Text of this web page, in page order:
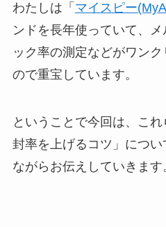
わたしは「 マイスピー
ンドを長年使っていて、
ック率の測定などがワンク
ので重宝しています。
ということで今回は、こ
封率を上げるコツ」につい
ながらお伝えしていきます